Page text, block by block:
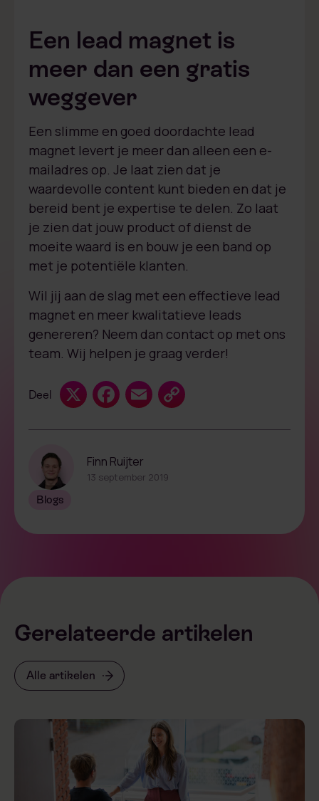
Een lead magnet is
meer dan een gratis
weggever
Een slimme en goed doordachte lead
magnet levert je meer dan alleen een e-
mailadres op. Je laat zien dat je
waardevolle content kunt bieden en dat je
bereid bent je expertise te delen. Zo laat
je zien dat jouw product of dienst de
moeite waard is en bouw je een band op
met je potentiële klanten.
Wil jij aan de slag met een effectieve lead
magnet en meer kwalitatieve leads
genereren? Neem dan contact op met ons
team. Wij helpen je graag verder!
Deel X Facebook
Email
Copy
Link
Finn Ruijter
13 september 2019
Blogs
Gerelateerde artikelen
Alle artikelen